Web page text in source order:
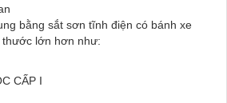
bằng sắt sơn tĩnh điện có bánh xe
lớn hơn như:
CẤP I